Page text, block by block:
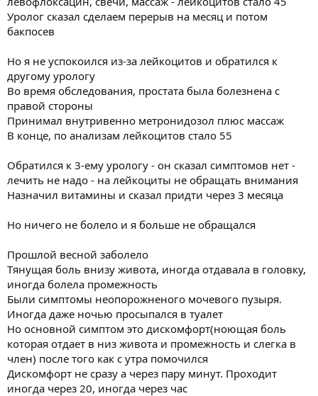
Уролог сказал сделаем перерыв на месяц и потом
бакпосев
Но я не успокоился из-за лейкоцитов и обратился к
другому урологу
Во время обследования, простата была болезнена с
правой стороны
Принимал внутривенно метронидозол плюс массаж
В конце, по анализам лейкоцитов стало 55
Обратился к 3-ему урологу - он сказал симптомов нет -
лечить не надо - на лейкоциты не обращать внимания
Назначил витамины и сказал придти через 3 месяца
Но ничего не болело и я больше не обращался
Прошлой весной заболело
Тянущая боль внизу живота, иногда отдавала в головку,
иногда болела промежность
Были симптомы неопорожненого мочевого пузыря.
Иногда даже ночью просыпался в туалет
Но основной симптом это дискомфорт(ноющая боль
которая отдает в низ живота и промежность и слегка в
член) после того как с утра помочился
Дискомфорт не сразу а через пару минут. Проходит
иногда через 20, иногда через час